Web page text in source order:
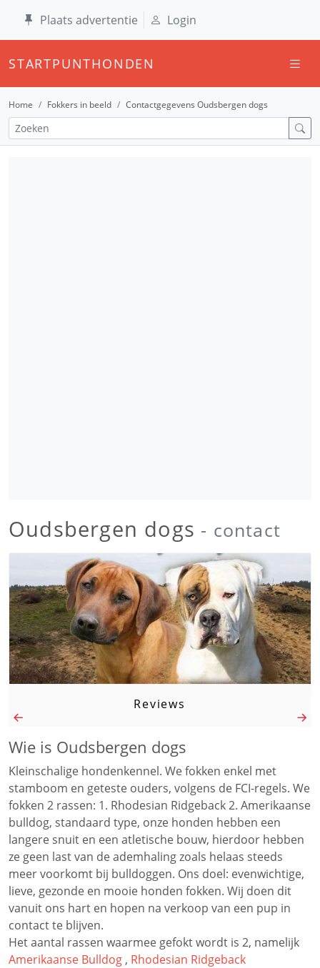
Plaats advertentie Login
STARTPUNTHONDEN
Home Fokkers in beeld Contactgegevens Oudsbergen dogs
Oudsbergen dogs - contact
Reviews
Wie is Oudsbergen dogs
Kleinschalige hondenkennel. We fokken enkel met
stamboom en geteste ouders, volgens de FCI-regels. We
fokken 2 rassen: 1. Rhodesian Ridgeback 2. Amerikaanse
bulldog, standaard type, onze honden hebben een
langere snuit en een atletische bouw, hierdoor hebben
ze geen last van de ademhaling zoals helaas steeds
meer voorkomt bij bulldoggen. Ons doel: evenwichtige,
lieve, gezonde en mooie honden fokken. Wij doen dit
vanuit ons hart en hopen na verkoop van een pup in
contact te blijven.
Het aantal rassen waarmee gefokt wordt is 2, namelijk
Amerikaanse Bulldog , Rhodesian Ridgeback